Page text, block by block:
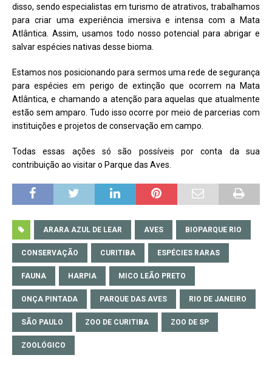
disso, sendo especialistas em turismo de atrativos, trabalhamos
para criar uma experiência imersiva e intensa com a Mata
Atlântica. Assim, usamos todo nosso potencial para abrigar e
salvar espécies nativas desse bioma.
Estamos nos posicionando para sermos uma rede de segurança
para espécies em perigo de extinção que ocorrem na Mata
Atlântica, e chamando a atenção para aquelas que atualmente
estão sem amparo. Tudo isso ocorre por meio de parcerias com
instituições e projetos de conservação em campo.
Todas essas ações só são possíveis por conta da sua
contribuição ao visitar o Parque das Aves.
ARARA AZUL DE LEAR AVES BIOPARQUE RIO
CONSERVAÇÃO CURITIBA ESPÉCIES RARAS
FAUNA HARPIA MICO LEÃO PRETO
ONÇA PINTADA PARQUE DAS AVES RIO DE JANEIRO
SÃO PAULO ZOO DE CURITIBA ZOO DE SP
ZOOLÓGICO